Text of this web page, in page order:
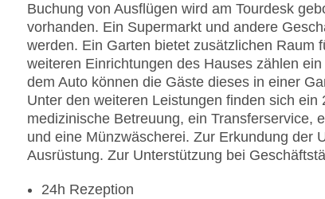
Buchung von Ausflügen wird am Tourdesk
vorhanden. Ein Supermarkt und andere
werden. Ein Garten bietet zusätzlichen Raum
weiteren Einrichtungen des Hauses zählen
dem Auto können die Gäste dieses in einer
Unter den weiteren Leistungen finden sich
medizinische Betreuung, ein Transferservice,
und eine Münzwäscherei. Zur Erkundung der
Ausrüstung. Zur Unterstützung bei
24h Rezeption